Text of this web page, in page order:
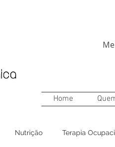
Home
Nutrição Terapia